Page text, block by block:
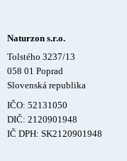
Naturzon s.r.o.
Tolstého 3237/13
058 01 Poprad
Slovenská republika
IČO: 52131050
DIČ: 2120901948
IČ DPH: SK2120901948